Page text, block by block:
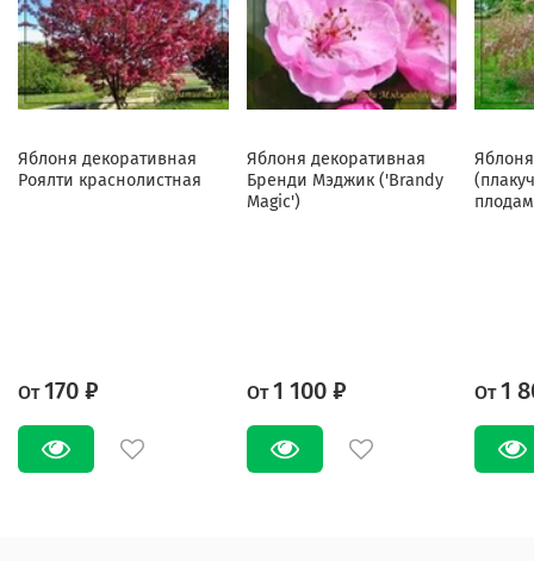
Яблоня декоративная
Роялти краснолистная
От 170 ₽
Яблоня декоративная
Бренди Мэджик ('Brandy
Magic')
От 1 100 ₽ От 1